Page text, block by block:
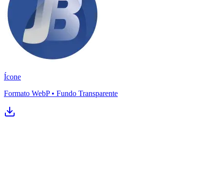
Ícone
Formato WebP • Fundo Transparente